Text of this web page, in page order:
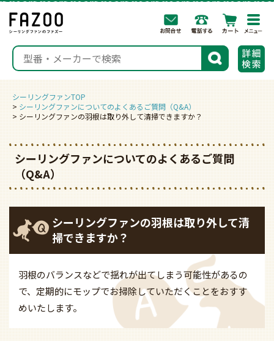
検索
シーリングファンTOP
シーリングファンについてのよくあるご質問（Q&A）
シーリングファンの羽根は取り外して清掃できますか？
シーリングファンについてのよくあるご質問
（Q&A）
シーリングファンの羽根は取り外して清
掃できますか？
羽根のバランスなどで揺れが出てしまう可能性があるの
で、定期的にモップでお掃除していただくことをおすす
めいたします。